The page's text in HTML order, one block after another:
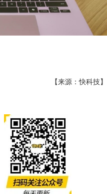
【来源：快科技】